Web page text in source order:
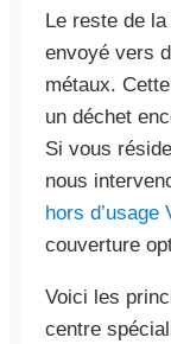
Le reste de
envoyé vers
métaux.
un déchet
Si vous
nous
hors d’usage
couverture
Voici les
centre